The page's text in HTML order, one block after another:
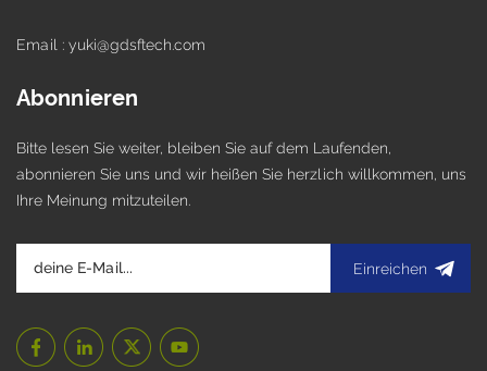
Email : yuki@gdsftech.com
Abonnieren
Bitte lesen Sie weiter, bleiben Sie auf dem Laufenden,
abonnieren Sie uns und wir heißen Sie herzlich willkommen, uns
Ihre Meinung mitzuteilen.
Einreichen